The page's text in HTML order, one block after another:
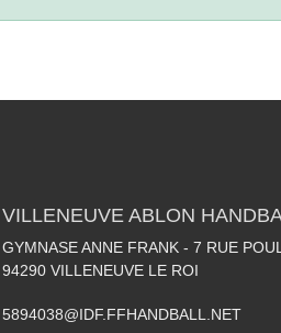
VILLENEUVE ABLON
GYMNASE ANNE FRANK - 7 RUE
94290 VILLENEUVE LE ROI
5894038@IDF.FFHANDBALL.NET